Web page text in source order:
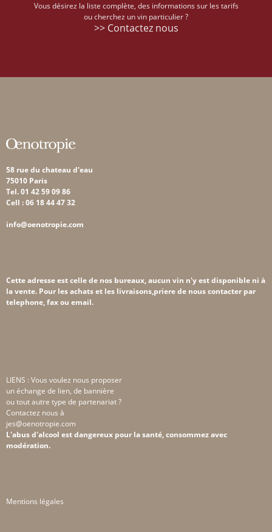
Vous désirez la liste complète, des informations sur les tarifs
ou cherchez un vin particulier ?
>> Contactez nous
58 rue du chateau d'eau
75010 Paris
Tel. 01 42 59 09 86
Cell : 06 18 44 47 32
info@oenotropie.com
Cette adresse est celle de nos bureaux, aucun vin n'y est disponible ni à
la vente. Pour les achats et les livraisons,priere de nous contacter par
telephone, fax ou email.
LIENS : Vous voulez nous proposer
un échange de lien, de bannière
ou tout autre type de partenariat ?
Contactez nous à
jes@oenotropie.com
L'abus d'alcool est dangereux pour la santé, consommez avec
modération.
Mentions légales